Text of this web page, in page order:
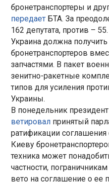
бронетранспортеры и
передает БТА. За
162 депутата, против – 55.
Украина должна
бронетранспортеров
запчастями. В пакет
зенитно-ракетные
типов для усиления
Украины.
В понедельник
ветировал принятый
ратификации соглашения
Киеву
техника может
частности,
вето на соглашение о ее